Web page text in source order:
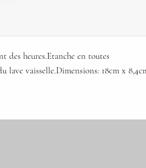
des heures.Etanche en toutes
lave vaisselle.Dimensions: 18cm x